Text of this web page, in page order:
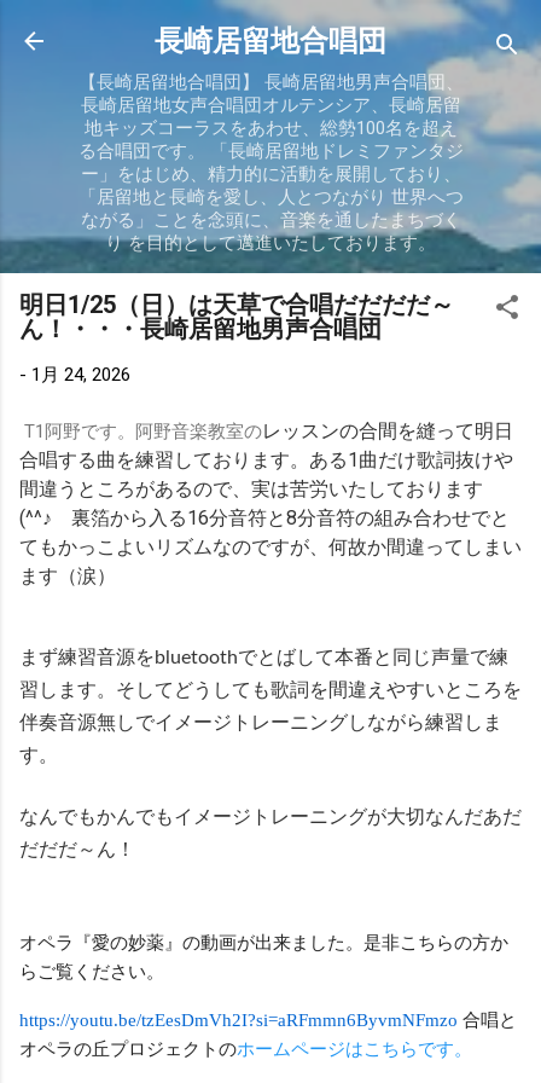
スキップしてメイン コンテンツに移動
長崎居留地合唱団
【長崎居留地合唱団】 長崎居留地男声合唱団、
長崎居留地女声合唱団オルテンシア、長崎居留
地キッズコーラスをあわせ、総勢100名を超え
る合唱団です。 「長崎居留地ドレミファンタジ
ー」をはじめ、精力的に活動を展開しており、
「居留地と長崎を愛し、人とつながり 世界へつ
ながる」ことを念頭に、音楽を通したまちづく
り を目的として邁進いたしております。
明日1/25（日）は天草で合唱だだだだ～
ん！・・・長崎居留地男声合唱団
- 1月 24, 2026
T1阿野です。阿野音楽教室のレッスンの合間を縫って明日
合唱する曲を練習しております。ある1曲だけ歌詞抜けや
間違うところがあるので、実は苦労いたしております
(^^♪ 裏箔から入る16分音符と8分音符の組み合わせでと
てもかっこよいリズムなのですが、何故か間違ってしまい
ます（涙）
まず練習音源をbluetoothでとばして本番と同じ声量で練
習します。そしてどうしても歌詞を間違えやすいところを
伴奏音源無しでイメージトレーニングしながら練習しま
す。
なんでもかんでもイメージトレーニングが大切なんだあだ
だだだ～ん！
オペラ『愛の妙薬』の動画が出来ました。是非こちらの方か
らご覧ください。
https://youtu.be/tzEesDmVh2I?si=aRFmmn6ByvmNFmzo 合唱と
オペラの丘プロジェクトのホームページはこちらです。